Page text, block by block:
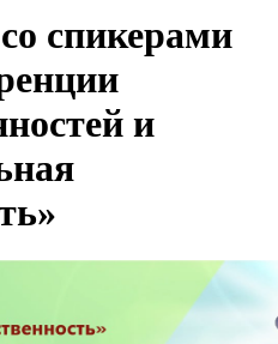
спикерами
и